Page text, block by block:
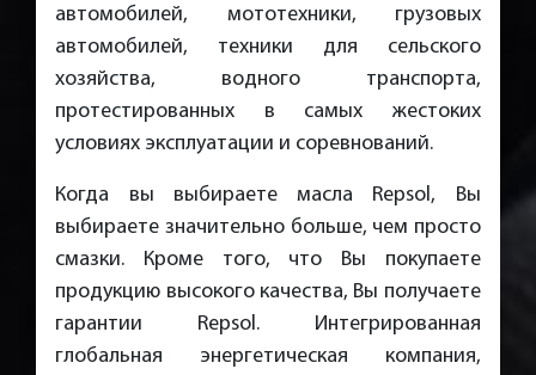
автомобилей, мототехники, грузовых
автомобилей, техники для сельского
хозяйства, водного транспорта,
протестированных в самых жестоких
условиях эксплуатации и соревнований.
Когда вы выбираете масла Repsol, Вы
выбираете значительно больше, чем просто
смазки. Кроме того, что Вы покупаете
продукцию высокого качества, Вы получаете
гарантии Repsol. Интегрированная
глобальная энергетическая компания,